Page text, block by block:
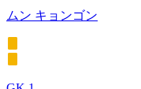
ムン キョンゴン